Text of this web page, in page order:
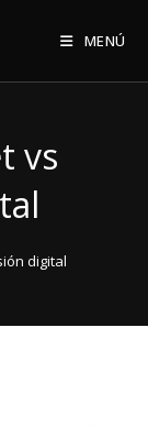
MENÚ
vs
digital